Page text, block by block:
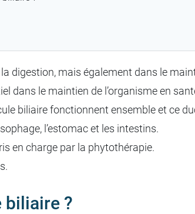
digestion, mais également dans le
dans le maintien de l’organisme en
biliaire fonctionnent ensemble et ce
l’estomac et les intestins.
en charge par la phytothérapie.
biliaire ?